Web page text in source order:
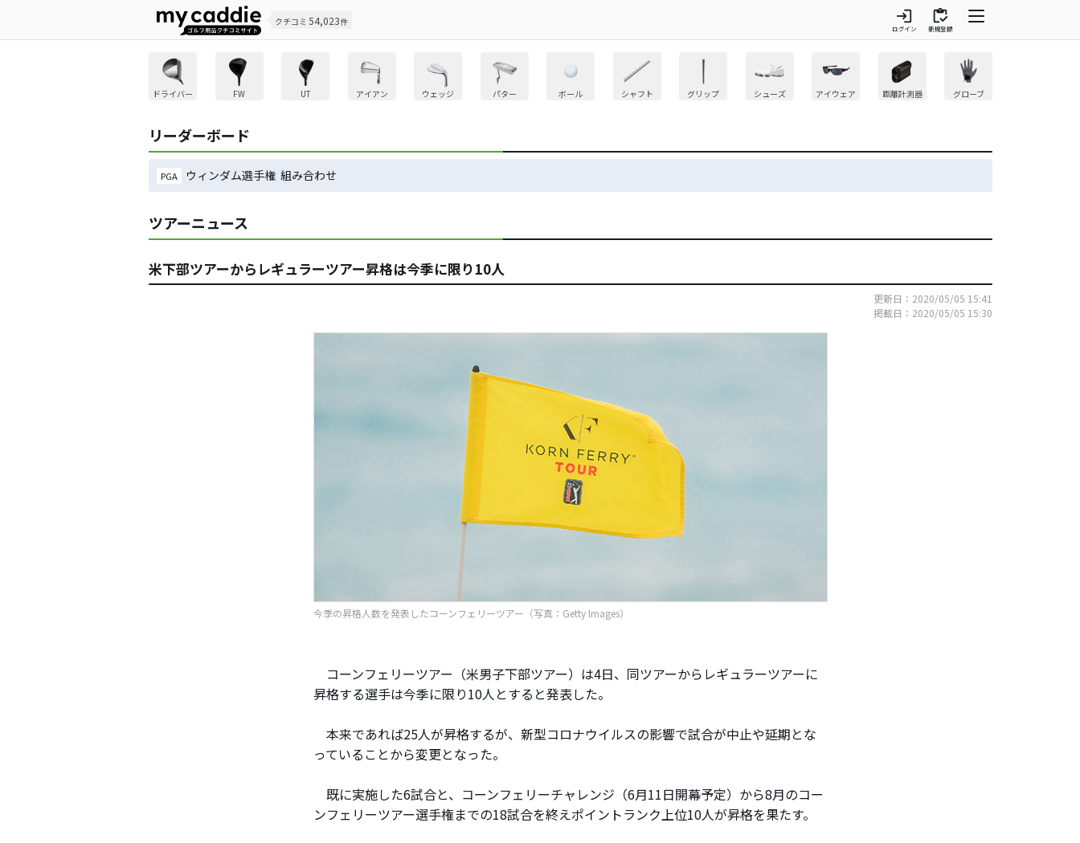
クチコミ 54,023件 login
ログイン
inventory
新規登録
ドライバー FW UT アイアン ウェッジ パター ボール シャフト グリップ シューズ アイウェア 距離計測器 グローブ
リーダーボード
PGA ウィンダム選手権 組み合わせ
ツアーニュース
米下部ツアーからレギュラーツアー昇格は今季に限り10人
更新日：2020/05/05 15:41
掲載日：2020/05/05 15:30
今季の昇格人数を発表したコーンフェリーツアー（写真：Getty Images）
コーンフェリーツアー（米男子下部ツアー）は4日、同ツアーからレギュラーツアーに
昇格する選手は今季に限り10人とすると発表した。
本来であれば25人が昇格するが、新型コロナウイルスの影響で試合が中止や延期とな
っていることから変更となった。
既に実施した6試合と、コーンフェリーチャレンジ（6月11日開幕予定）から8月のコー
ンフェリーツアー選手権までの18試合を終えポイントランク上位10人が昇格を果たす。